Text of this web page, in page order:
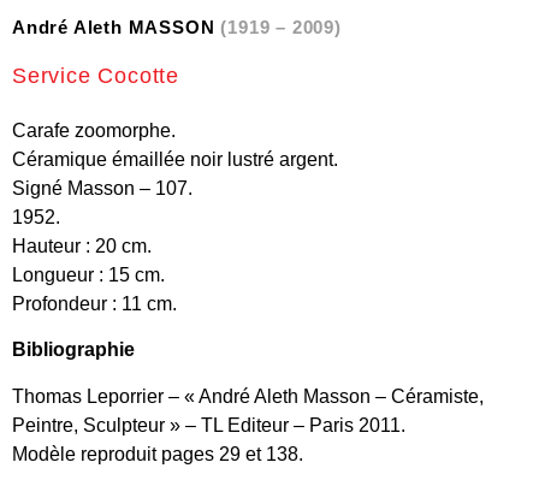
André Aleth MASSON (1919 – 2009)
Service Cocotte
Carafe zoomorphe.
Céramique émaillée noir lustré argent.
Signé Masson – 107.
1952.
Hauteur : 20 cm.
Longueur : 15 cm.
Profondeur : 11 cm.
Bibliographie
Thomas Leporrier – « André Aleth Masson – Céramiste,
Peintre, Sculpteur » – TL Editeur – Paris 2011.
Modèle reproduit pages 29 et 138.